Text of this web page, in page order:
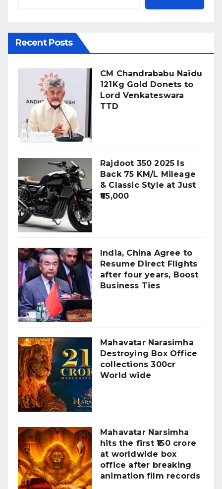
Recent Posts
CM Chandrababu Naidu
121Kg Gold Donets to
Lord Venkateswara
TTD
Rajdoot 350 2025 Is
Back 75 KM/L Mileage
& Classic Style at Just
₹65,000
India, China Agree to
Resume Direct Flights
after four years, Boost
Business Ties
Mahavatar Narasimha
Destroying Box Office
collections 300cr
World wide
Mahavatar Narsimha
hits the first ₹150 crore
at worldwide box
office after breaking
animation film records